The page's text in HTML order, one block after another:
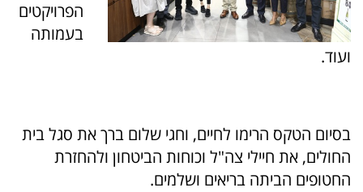
הפרויקטים
בעמותה
ועוד.
בסיום הטקס הרימו לחיים, וחגי שלום ברך את סגל בית
החולים, את חיילי צה"ל וכוחות הביטחון ולהחזרת
החטופים הביתה בריאים ושלמים.